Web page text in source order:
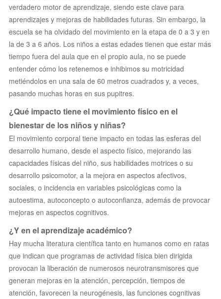
verdadero motor de aprendizaje, siendo este clave para
aprendizajes y mejoras de habilidades futuras. Sin embargo, la
escuela se ha olvidado del movimiento en la etapa de 0 a 3 y en
la de 3 a 6 años. Los niños a estas edades tienen que estar más
tiempo fuera del aula que en el propio aula, no se puede
entender cómo los retenemos e inhibimos su motricidad
metiéndolos en una sala de 60 metros cuadrados y, a veces,
pasando muchas horas en sus pupitres.
¿Qué impacto tiene el movimiento físico en el
bienestar de los niños y niñas?
El movimiento corporal tiene impacto en todas las esferas del
desarrollo humano, desde el aspecto físico, mejorando las
capacidades físicas del niño, sus habilidades motrices o su
desarrollo psicomotor, a la mejora en aspectos afectivos,
sociales, o incidencia en variables psicológicas como la
autoestima, autoconcepto o autoconfianza, además de provocar
mejoras en aspectos cognitivos.
¿Y en el aprendizaje académico?
Hay mucha literatura científica tanto en humanos como en ratas
que indican que programas de actividad física bien dirigida
provocan la liberación de numerosos neurotransmisores que
generan mejoras en la atención, percepción, tiempos de
atención, favorecen la neurogénesis, las funciones cognitivas